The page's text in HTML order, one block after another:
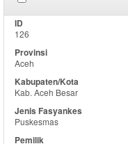
126
Aceh
Kab. Aceh Besar
Puskesmas